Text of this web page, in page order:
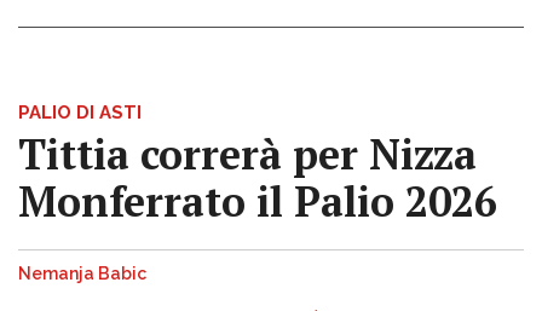
PALIO DI ASTI
Tittia correrà per Nizza
Monferrato il Palio 2026
Nemanja Babic